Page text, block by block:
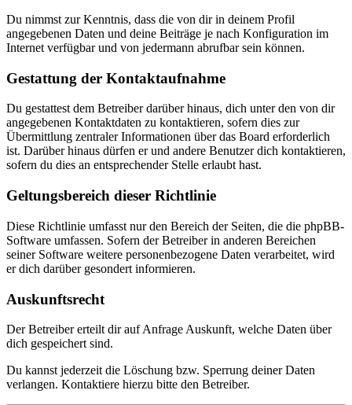
Du nimmst zur Kenntnis, dass die von dir in deinem Profil
angegebenen Daten und deine Beiträge je nach Konfiguration im
Internet verfügbar und von jedermann abrufbar sein können.
Gestattung der Kontaktaufnahme
Du gestattest dem Betreiber darüber hinaus, dich unter den von dir
angegebenen Kontaktdaten zu kontaktieren, sofern dies zur
Übermittlung zentraler Informationen über das Board erforderlich
ist. Darüber hinaus dürfen er und andere Benutzer dich kontaktieren,
sofern du dies an entsprechender Stelle erlaubt hast.
Geltungsbereich dieser Richtlinie
Diese Richtlinie umfasst nur den Bereich der Seiten, die die phpBB-
Software umfassen. Sofern der Betreiber in anderen Bereichen
seiner Software weitere personenbezogene Daten verarbeitet, wird
er dich darüber gesondert informieren.
Auskunftsrecht
Der Betreiber erteilt dir auf Anfrage Auskunft, welche Daten über
dich gespeichert sind.
Du kannst jederzeit die Löschung bzw. Sperrung deiner Daten
verlangen. Kontaktiere hierzu bitte den Betreiber.